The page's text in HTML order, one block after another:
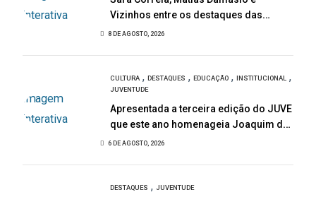
Vizinhos entre os destaques das
Festas de São Bartolomeu
8 DE AGOSTO, 2026
CULTURA , DESTAQUES , EDUCAÇÃO , INSTITUCIONAL ,
JUVENTUDE
Apresentada a terceira edição do JUVE
que este ano homenageia Joaquim de
Almeida
6 DE AGOSTO, 2026
DESTAQUES , JUVENTUDE